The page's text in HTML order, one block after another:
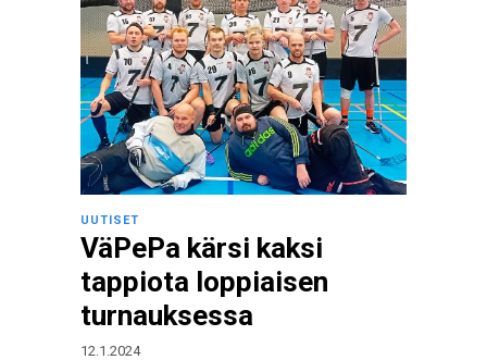
UUTISET
VäPePa kärsi kaksi
tappiota loppiaisen
turnauksessa
12.1.2024